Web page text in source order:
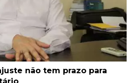
não tem prazo para